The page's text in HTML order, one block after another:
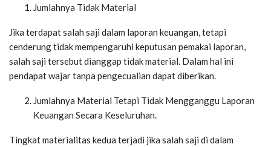
Jumlahnya Tidak Material
Jika terdapat salah saji dalam laporan keuangan, tetapi
cenderung tidak mempengaruhi keputusan pemakai laporan,
salah saji tersebut dianggap tidak material. Dalam hal ini
pendapat wajar tanpa pengecualian dapat diberikan.
Jumlahnya Material Tetapi Tidak Mengganggu Laporan
Keuangan Secara Keseluruhan.
Tingkat materialitas kedua terjadi jika salah saji di dalam